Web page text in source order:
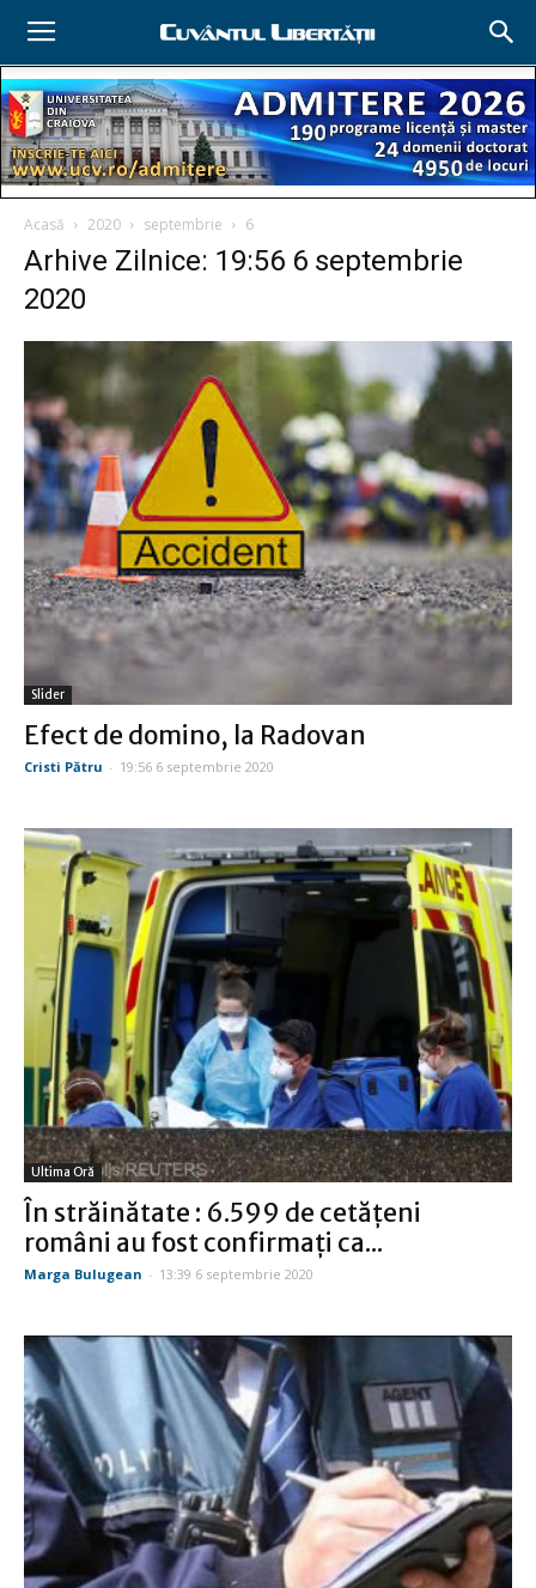
Acasă 2020 septembrie 6
Arhive Zilnice: 19:56 6 septembrie
2020
Slider
Efect de domino, la Radovan
Cristi Pătru - 19:56 6 septembrie 2020
Ultima Oră
În străinătate : 6.599 de cetățeni
români au fost confirmați ca...
Marga Bulugean - 13:39 6 septembrie 2020